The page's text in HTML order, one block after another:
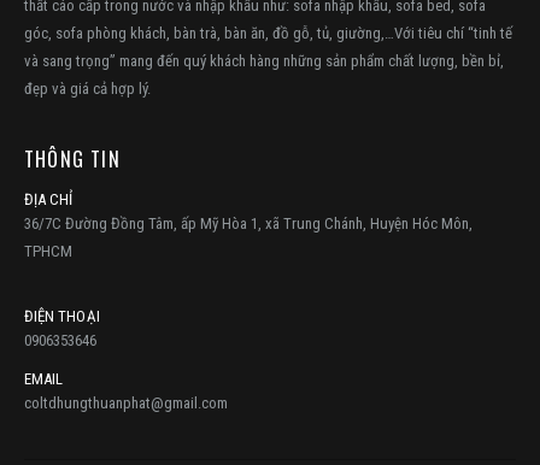
thất cáo cấp trong nước và nhập khẩu như: sofa nhập khẩu, sofa bed, sofa
góc, sofa phòng khách, bàn trà, bàn ăn, đồ gỗ, tủ, giường,…Với tiêu chí “tinh tế
và sang trọng” mang đến quý khách hàng những sản phẩm chất lượng, bền bỉ,
đẹp và giá cả hợp lý.
THÔNG TIN
ĐỊA CHỈ
36/7C Đường Đồng Tâm, ấp Mỹ Hòa 1, xã Trung Chánh, Huyện Hóc Môn,
TPHCM
ĐIỆN THOẠI
0906353646
EMAIL
coltdhungthuanphat@gmail.com